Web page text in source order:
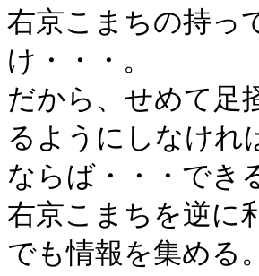
右京こまちの持っ
け・・・。
だから、せめて足
るようにしなけれ
ならば・・・でき
右京こまちを逆に
でも情報を集める。